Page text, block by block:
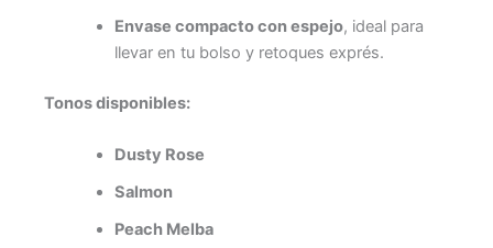
Envase compacto con espejo, ideal para
llevar en tu bolso y retoques exprés.
Tonos disponibles:
Dusty Rose
Salmon
Peach Melba